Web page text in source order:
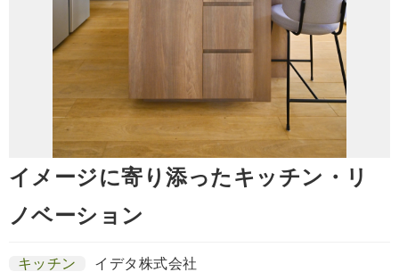
イメージに寄り添ったキッチン・リ
ノベーション
キッチン イデタ株式会社